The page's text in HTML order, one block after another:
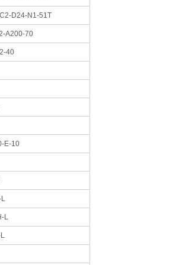
D24-N1-51T
A200-70
40
E-10
L
L